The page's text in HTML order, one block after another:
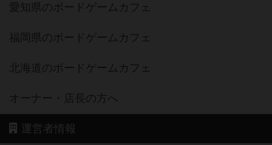
愛知県のボードゲームカフェ
福岡県のボードゲームカフェ
北海道のボードゲームカフェ
オーナー・店長の方へ
運営者情報